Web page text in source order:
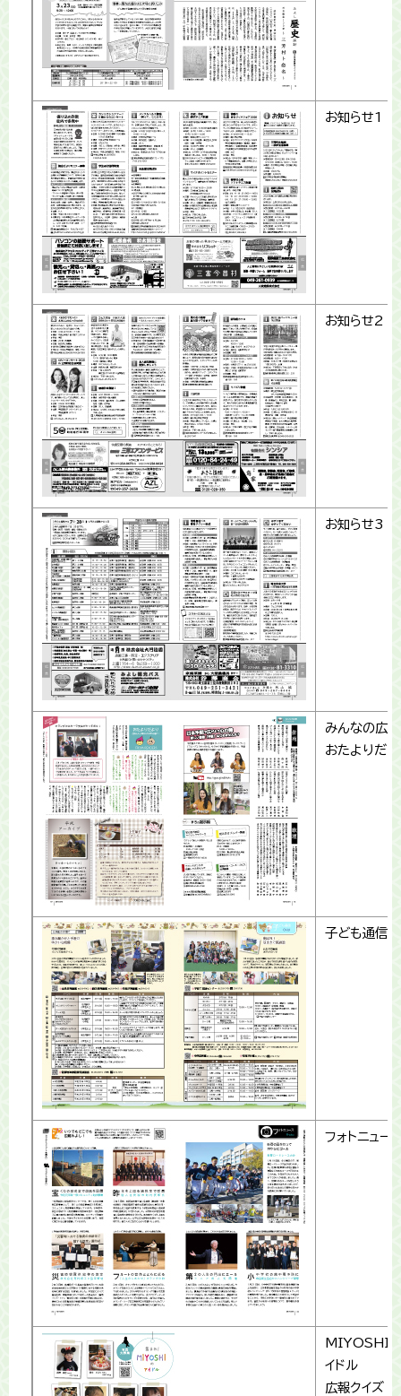
お知らせ1
お知らせ2
お知らせ3
みんなの広場
おたよりだよ
子ども通信
フォトニュー
MIYOSHI
イドル
広報クイズ